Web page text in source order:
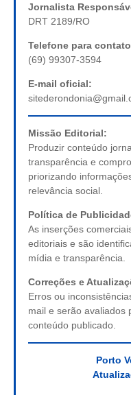
Jornalista
DRT 2189/RO
Telefone para
(69) 99307-3594
E-mail oficial:
Missão Editorial:
Produzir conteúdo
transparência e
priorizando
relevância social.
Política de
As inserções
editoriais e são
mídia e transparência.
Correções e
Erros ou
mail e serão avaliados
conteúdo publicado.
Porto